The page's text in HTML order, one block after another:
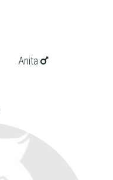
Anita